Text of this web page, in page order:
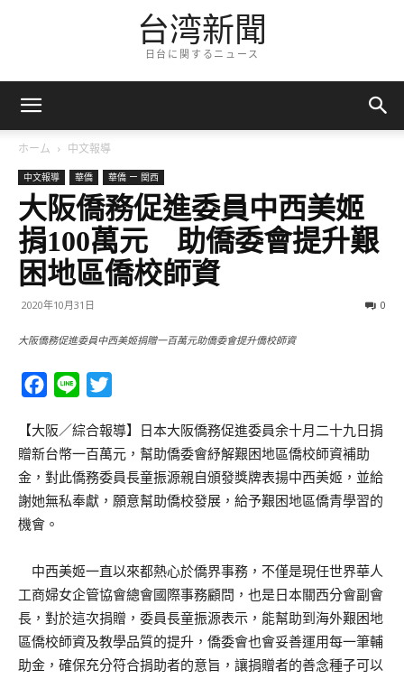
台湾新聞
日台に関するニュース
ホーム 中文報導
中文報導 華僑 華僑 ー 関西
大阪僑務促進委員中西美姬
捐100萬元 助僑委會提升艱
困地區僑校師資
2020年10月31日 0
大阪僑務促進委員中西美姬捐贈一百萬元助僑委會提升僑校師資
Facebook
Line
【大阪／綜合報導】日本大阪僑務促進委員余十月二十九日捐
贈新台幣一百萬元，幫助僑委會紓解艱困地區僑校師資補助
金，對此僑務委員長童振源親自頒發獎牌表揚中西美姬，並給
謝她無私奉獻，願意幫助僑校發展，給予艱困地區僑青學習的
機會。
中西美姬一直以來都熱心於僑界事務，不僅是現任世界華人
工商婦女企管協會總會國際事務顧問，也是日本關西分會副會
長，對於這次捐贈，委員長童振源表示，能幫助到海外艱困地
區僑校師資及教學品質的提升，僑委會也會妥善運用每一筆輔
助金，確保充分符合捐助者的意旨，讓捐贈者的善念種子可以